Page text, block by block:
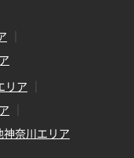
リア
神奈川エリア